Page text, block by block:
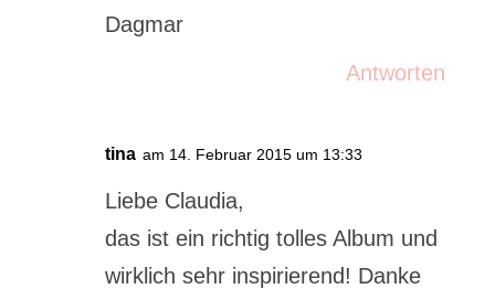
Dagmar
Antworten
tina am 14. Februar 2015 um 13:33
Liebe Claudia,
das ist ein richtig tolles Album und
wirklich sehr inspirierend! Danke